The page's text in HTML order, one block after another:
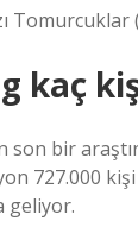
kaç
son bir
727.000
geliyor.